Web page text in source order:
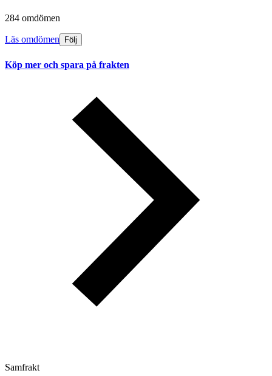
284 omdömen
Läs omdömen Följ
Köp mer och spara på frakten
Samfrakt